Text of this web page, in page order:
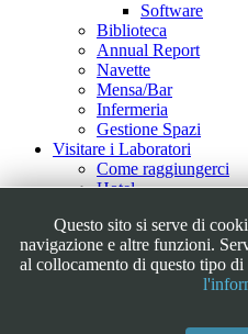
Software
Biblioteca
Annual Report
Navette
Mensa/Bar
Infermeria
Gestione Spazi
Visitare i Laboratori
Come raggiungerci
Hotel
Tour Virtuale
Outreach
Educational
Iniziative/Eventi
Galleria Fotografica
Questo sito si serve di
navigazione e altre funzioni.
al collocamento di questo tipo